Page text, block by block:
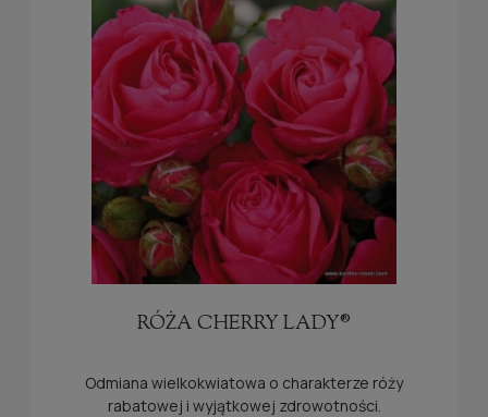
RÓŻA CHERRY LADY®
Odmiana wielkokwiatowa o charakterze róży
rabatowej i wyjątkowej zdrowotności.